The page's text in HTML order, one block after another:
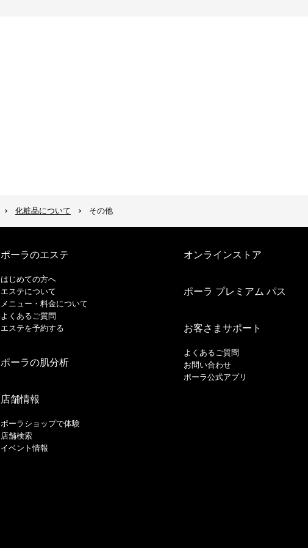
化粧品について その他
ポーラのエステ
はじめての方へ
エステについて
メニュー・料金について
よくあるご質問
エステを予約する
ポーラの肌分析
店舗情報
ポーラショップで体験
店舗検索
イベント情報
オンラインストア
ポーラ プレミアム パス
お客さまサポート
よくあるご質問
お問い合わせ
ポーラ公式アプリ